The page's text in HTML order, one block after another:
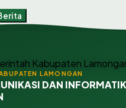
LAMONGAN
DAN